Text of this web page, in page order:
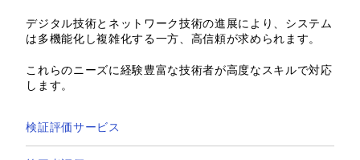
デジタル技術とネットワーク技術の進展により、システム
は多機能化し複雑化する一方、高信頼が求められます。
これらのニーズに経験豊富な技術者が高度なスキルで対応
します。
検証評価サービス